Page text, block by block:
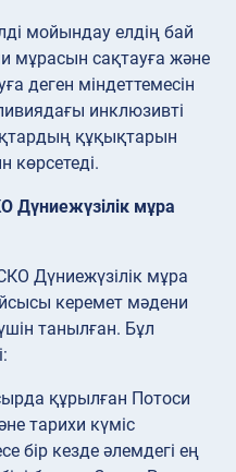
мойындау елдің бай
мұрасын сақтауға және
деген міндеттемесін
инклюзивті
құқықтарын
көрсетеді.
Дүниежүзілік мұра
Дүниежүзілік мұра
керемет мәдени
танылған. Бұл
құрылған Потоси
тарихи күміс
бір кезде әлемдегі ең